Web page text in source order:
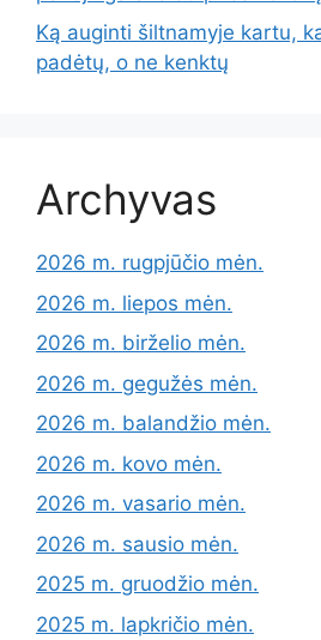
Ką auginti šiltnamyje kartu,
padėtų, o ne kenktų
Archyvas
2026 m. rugpjūčio mėn.
2026 m. liepos mėn.
2026 m. birželio mėn.
2026 m. gegužės mėn.
2026 m. balandžio mėn.
2026 m. kovo mėn.
2026 m. vasario mėn.
2026 m. sausio mėn.
2025 m. gruodžio mėn.
2025 m. lapkričio mėn.